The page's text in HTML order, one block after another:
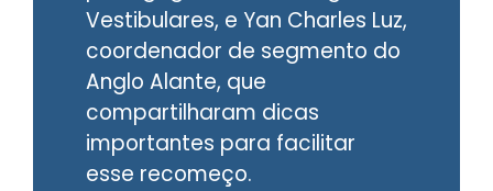
Vestibulares, e Yan Charles Luz,
coordenador de segmento do
Anglo Alante, que
compartilharam dicas
importantes para facilitar
esse recomeço.